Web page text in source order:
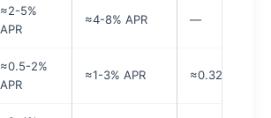
≈2-5%
APR
≈4-8% APR —
≈0.5-2%
APR
≈1-3% APR ≈0.32%